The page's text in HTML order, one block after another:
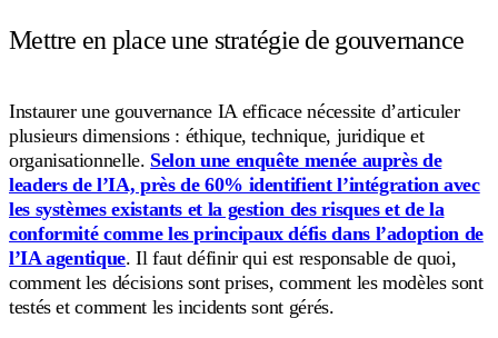
Mettre en place une stratégie de gouvernance
Instaurer une gouvernance IA efficace nécessite d’articuler
plusieurs dimensions : éthique, technique, juridique et
organisationnelle. Selon une enquête menée auprès de
leaders de l’IA, près de 60% identifient l’intégration avec
les systèmes existants et la gestion des risques et de la
conformité comme les principaux défis dans l’adoption de
l’IA agentique. Il faut définir qui est responsable de quoi,
comment les décisions sont prises, comment les modèles sont
testés et comment les incidents sont gérés.